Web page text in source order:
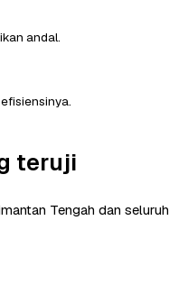
andal.
teruji
Tengah dan seluruh